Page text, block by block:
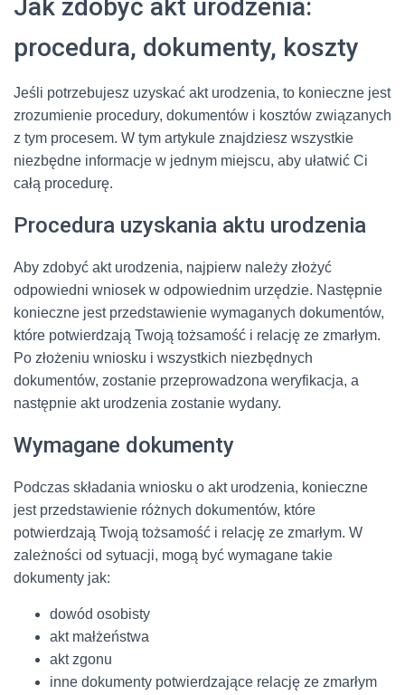
Jak zdobyć akt urodzenia:
procedura, dokumenty, koszty
Jeśli potrzebujesz uzyskać akt urodzenia, to konieczne jest
zrozumienie procedury, dokumentów i kosztów związanych
z tym procesem. W tym artykule znajdziesz wszystkie
niezbędne informacje w jednym miejscu, aby ułatwić Ci
całą procedurę.
Procedura uzyskania aktu urodzenia
Aby zdobyć akt urodzenia, najpierw należy złożyć
odpowiedni wniosek w odpowiednim urzędzie. Następnie
konieczne jest przedstawienie wymaganych dokumentów,
które potwierdzają Twoją tożsamość i relację ze zmarłym.
Po złożeniu wniosku i wszystkich niezbędnych
dokumentów, zostanie przeprowadzona weryfikacja, a
następnie akt urodzenia zostanie wydany.
Wymagane dokumenty
Podczas składania wniosku o akt urodzenia, konieczne
jest przedstawienie różnych dokumentów, które
potwierdzają Twoją tożsamość i relację ze zmarłym. W
zależności od sytuacji, mogą być wymagane takie
dokumenty jak:
dowód osobisty
akt małżeństwa
akt zgonu
inne dokumenty potwierdzające relację ze zmarłym